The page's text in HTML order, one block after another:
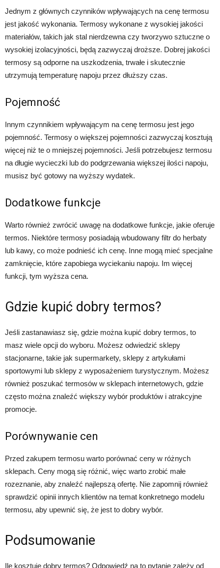
Jednym z głównych czynników wpływających na cenę termosu
jest jakość wykonania. Termosy wykonane z wysokiej jakości
materiałów, takich jak stal nierdzewna czy tworzywo sztuczne o
wysokiej izolacyjności, będą zazwyczaj droższe. Dobrej jakości
termosy są odporne na uszkodzenia, trwałe i skutecznie
utrzymują temperaturę napoju przez dłuższy czas.
Pojemność
Innym czynnikiem wpływającym na cenę termosu jest jego
pojemność. Termosy o większej pojemności zazwyczaj kosztują
więcej niż te o mniejszej pojemności. Jeśli potrzebujesz termosu
na długie wycieczki lub do podgrzewania większej ilości napoju,
musisz być gotowy na wyższy wydatek.
Dodatkowe funkcje
Warto również zwrócić uwagę na dodatkowe funkcje, jakie oferuje
termos. Niektóre termosy posiadają wbudowany filtr do herbaty
lub kawy, co może podnieść ich cenę. Inne mogą mieć specjalne
zamknięcie, które zapobiega wyciekaniu napoju. Im więcej
funkcji, tym wyższa cena.
Gdzie kupić dobry termos?
Jeśli zastanawiasz się, gdzie można kupić dobry termos, to
masz wiele opcji do wyboru. Możesz odwiedzić sklepy
stacjonarne, takie jak supermarkety, sklepy z artykułami
sportowymi lub sklepy z wyposażeniem turystycznym. Możesz
również poszukać termosów w sklepach internetowych, gdzie
często można znaleźć większy wybór produktów i atrakcyjne
promocje.
Porównywanie cen
Przed zakupem termosu warto porównać ceny w różnych
sklepach. Ceny mogą się różnić, więc warto zrobić małe
rozeznanie, aby znaleźć najlepszą ofertę. Nie zapomnij również
sprawdzić opinii innych klientów na temat konkretnego modelu
termosu, aby upewnić się, że jest to dobry wybór.
Podsumowanie
Ile kosztuje dobry termos? Odpowiedź na to pytanie zależy od